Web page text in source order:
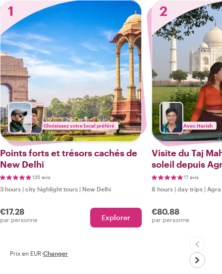
1
Choisissez votre local préféré
Points forts et trésors cachés de
New Delhi
135 avis
3 hours | city highlight tours | New Delhi
€17.28
par personne Explorer
2
Avec Harish
Visite du Taj
soleil depuis
17 avis
8 hours | day trips | Agra
€80.88
par personne
Prix en EUR·Changer